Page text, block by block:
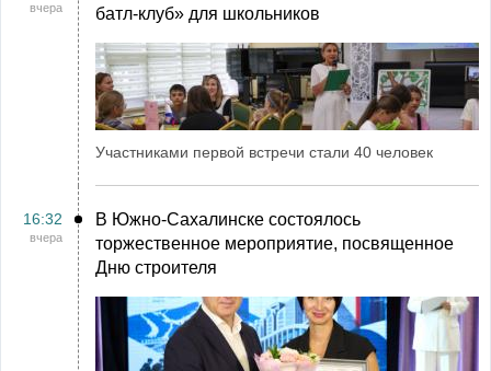
вчера
батл-клуб» для школьников
Участниками первой встречи стали 40 человек
16:32
вчера
В Южно-Сахалинске состоялось
торжественное мероприятие, посвященное
Дню строителя